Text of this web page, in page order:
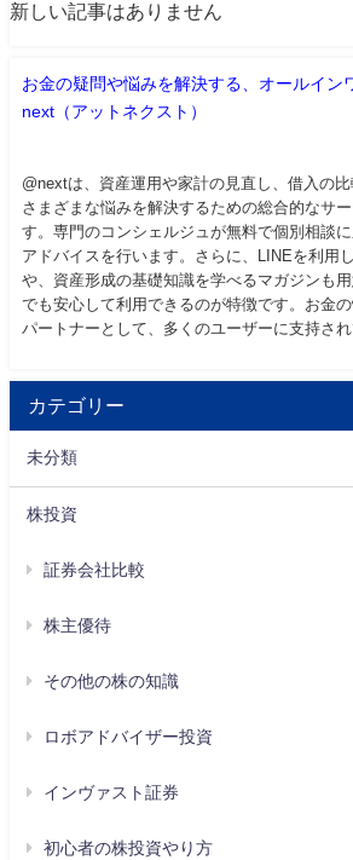
新しい記事はありません
お金の疑問や悩みを解決する、オールイン
next（アットネクスト）
@nextは、資産運用や家計の見直し、借入の
さまざまな悩みを解決するための総合的なサ
す。専門のコンシェルジュが無料で個別相談
アドバイスを行います。さらに、LINEを利用
や、資産形成の基礎知識を学べるマガジンも
でも安心して利用できるのが特徴です。お金
パートナーとして、多くのユーザーに支持され
カテゴリー
未分類
株投資
証券会社比較
株主優待
その他の株の知識
ロボアドバイザー投資
インヴァスト証券
初心者の株投資やり方